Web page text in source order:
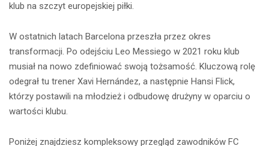
klub na szczyt europejskiej piłki.
W ostatnich latach Barcelona przeszła przez okres
transformacji. Po odejściu Leo Messiego w 2021 roku klub
musiał na nowo zdefiniować swoją tożsamość. Kluczową rolę
odegrał tu trener Xavi Hernández, a następnie Hansi Flick,
którzy postawili na młodzież i odbudowę drużyny w oparciu o
wartości klubu.
Poniżej znajdziesz kompleksowy przegląd zawodników FC